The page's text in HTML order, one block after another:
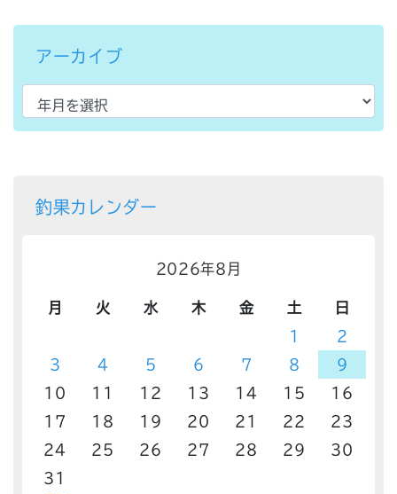
アーカイブ
釣果カレンダー
2026年8月
月 火 水 木 金 土
日
1
2
3
4 5 6 7 8
9
10
11 12 13 14 15
16
17
18 19 20 21 22
23
24
25 26 27 28 29
30
31